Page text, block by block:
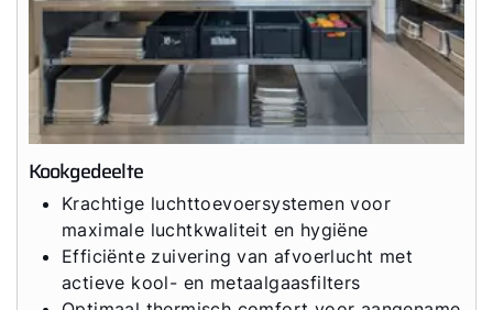
Kookgedeelte
Krachtige luchttoevoersystemen voor
maximale luchtkwaliteit en hygiëne
Efficiënte zuivering van afvoerlucht met
actieve kool- en metaalgaasfilters
Hallo!
Hoe kunnen wij u helpen?
Contact met het team